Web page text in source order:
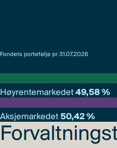
Fondets portefølje pr 31.07.2026
Høyrentemarkedet 49,58 %
Aksjemarkedet 50,42 %